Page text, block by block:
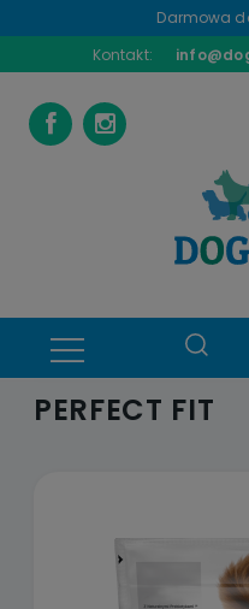
Darmowa
Kontakt:
PERFECT FIT